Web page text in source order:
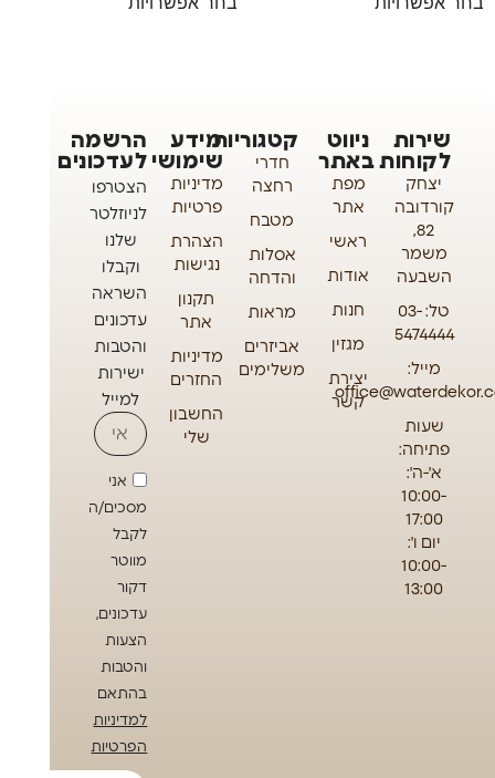
שירות
לקוחות
יצחק
קורדובה
82,
משמר
השבעה
טל: 03-
5474444
מייל:
שעות
פתיחה:
א'-ה':
10:00-
17:00
יום ו':
10:00-
13:00
ניווט
באתר
מפת
אתר
ראשי
אודות
חנות
מגזין
יצירת
קשר
קטגוריות
חדרי
רחצה
מטבח
אסלות
והדחה
מראות
אביזרים
משלימים
מידע
שימושי
מדיניות
פרטיות
הצהרת
נגישות
תקנון
אתר
מדיניות
החזרים
החשבון
שלי
הרשמה
לעדכונים
הצטרפו
לניוזלטר
שלנו
וקבלו
השראה
עדכונים
והטבות
ישירות
למייל
אני
מסכים/ה
לקבל
מווטר
דקור
עדכונים,
הצעות
והטבות
בהתאם
למדיניות
הפרטיות